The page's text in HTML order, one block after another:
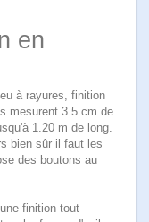
en
à rayures, finition
mesurent 3.5 cm de
1.20 m de long.
bien sûr il faut les
des boutons au
finition tout